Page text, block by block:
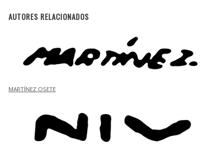
AUTORES RELACIONADOS
MARTÍNEZ OSETE